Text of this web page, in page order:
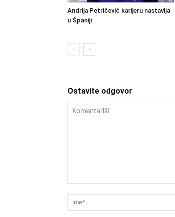
Andrija Petričević karijeru nastavlja
u Španiji
Ostavite odgovor